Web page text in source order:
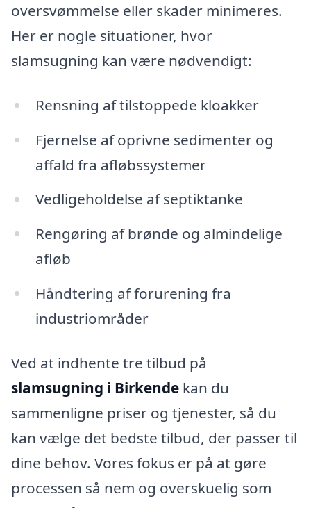
oversvømmelse eller skader minimeres.
Her er nogle situationer, hvor
slamsugning kan være nødvendigt:
Rensning af tilstoppede kloakker
Fjernelse af oprivne sedimenter og
affald fra afløbssystemer
Vedligeholdelse af septiktanke
Rengøring af brønde og almindelige
afløb
Håndtering af forurening fra
industriområder
Ved at indhente tre tilbud på
slamsugning i Birkende kan du
sammenligne priser og tjenester, så du
kan vælge det bedste tilbud, der passer til
dine behov. Vores fokus er på at gøre
processen så nem og overskuelig som